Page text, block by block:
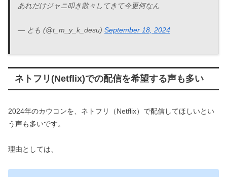
あれだけジャニ叩き散々してきて今更何なん
— とも (@t_m_y_k_desu) September 18, 2024
ネトフリ(Netflix)での配信を希望する声も多い
2024年のカウコンを、ネトフリ（Netflix）で配信してほしいとい
う声も多いです。
理由としては、